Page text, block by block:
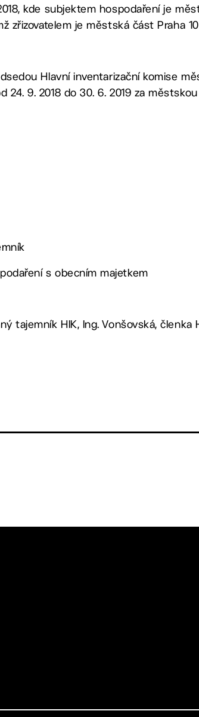
kde subjektem hospodaření je
zřizovatelem je městská část Praha 10
Hlavní inventarizační komise
24. 9. 2018 do 30. 6. 2019 za
s obecním majetkem
tajemník HIK, Ing. Vonšovská, členka